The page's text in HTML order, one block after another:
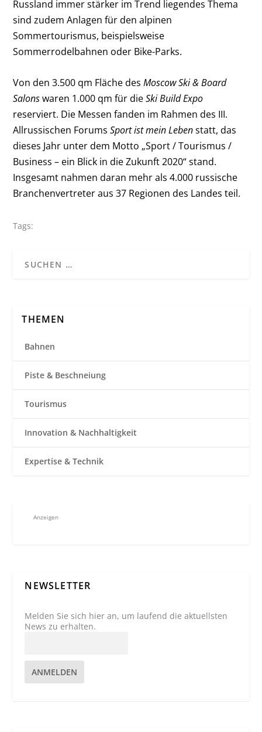
Russland immer stärker im Trend liegendes Thema
sind zudem Anlagen für den alpinen
Sommertourismus, beispielsweise
Sommerrodelbahnen oder Bike-Parks.
Von den 3.500 qm Fläche desMoscow Ski & Board
Salonswaren 1.000 qm für dieSki Build Expo
reserviert. Die Messen fanden im Rahmen des III.
Allrussischen ForumsSport ist mein Lebenstatt, das
dieses Jahr unter dem Motto „Sport / Tourismus /
Business – ein Blick in die Zukunft 2020“ stand.
Insgesamt nahmen daran mehr als 4.000 russische
Branchenvertreter aus 37 Regionen des Landes teil.
Tags:
THEMEN
Bahnen
Piste & Beschneiung
Tourismus
Innovation & Nachhaltigkeit
Expertise & Technik
Anzeigen
NEWSLETTER
Melden Sie sich hier an, um laufend die aktuellsten
News zu erhalten.
ANMELDEN